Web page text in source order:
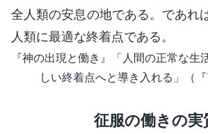
全人類の安息の地である。であれ
人類に最適な終着点である。
『神の出現と働き』「人間の正常な生
しい終着点へと導き入れる」（
征服の働きの実